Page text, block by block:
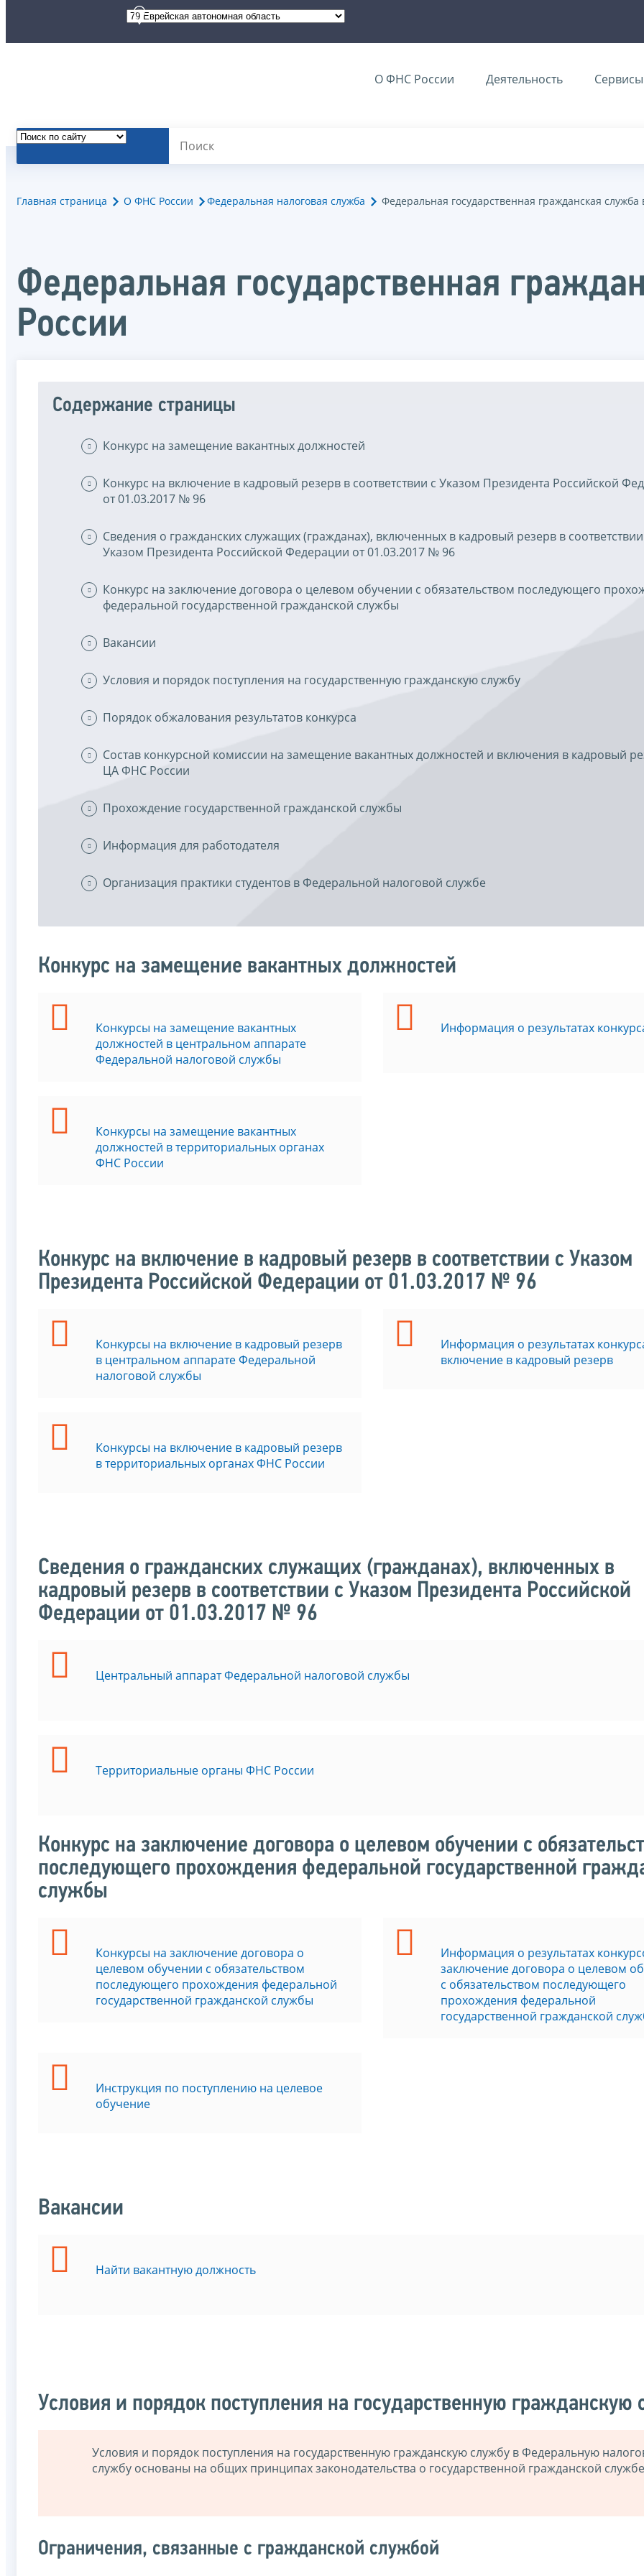
О ФНС России Деятельность Сервисы
Главная страница О ФНС России Федеральная налоговая служба Федеральная государственная гражданская
Федеральная государственная
России
Содержание страницы
Конкурс на замещение вакантных должностей
Конкурс на включение в кадровый резерв в соответствии с Указом Президента Российской
от 01.03.2017 № 96
Сведения о гражданских служащих (гражданах), включенных в кадровый резерв в
Указом Президента Российской Федерации от 01.03.2017 № 96
Конкурс на заключение договора о целевом обучении с обязательством последующего
федеральной государственной гражданской службы
Вакансии
Условия и порядок поступления на государственную гражданскую службу
Порядок обжалования результатов конкурса
Состав конкурсной комиссии на замещение вакантных должностей и включения в кадровый
ЦА ФНС России
Прохождение государственной гражданской службы
Информация для работодателя
Организация практики студентов в Федеральной налоговой службе
Конкурс на замещение вакантных должностей
Конкурсы на замещение вакантных
должностей в центральном аппарате
Федеральной налоговой службы
Конкурсы на замещение вакантных
должностей в территориальных органах
ФНС России
Информация о результатах
Конкурс на включение в кадровый резерв в соответствии с Указом
Президента Российской Федерации от 01.03.2017 № 96
Конкурсы на включение в кадровый резерв
в центральном аппарате Федеральной
налоговой службы
Конкурсы на включение в кадровый резерв
в территориальных органах ФНС России
Информация о результатах
включение в кадровый резерв
Сведения о гражданских служащих (гражданах), включенных в
кадровый резерв в соответствии с Указом Президента Российской
Федерации от 01.03.2017 № 96
Центральный аппарат Федеральной налоговой службы
Территориальные органы ФНС России
Конкурс на заключение договора о целевом обучении с
последующего прохождения федеральной государственной
службы
Конкурсы на заключение договора о
целевом обучении с обязательством
последующего прохождения федеральной
государственной гражданской службы
Информация о результатах
заключение договора о целевом
с обязательством последующего
прохождения федеральной
государственной гражданской
Инструкция по поступлению на целевое
обучение
Вакансии
Найти вакантную должность
Условия и порядок поступления на государственную гражданскую
Условия и порядок поступления на государственную гражданскую службу в Федеральную
службу основаны на общих принципах законодательства о государственной гражданской
Ограничения, связанные с гражданской службой